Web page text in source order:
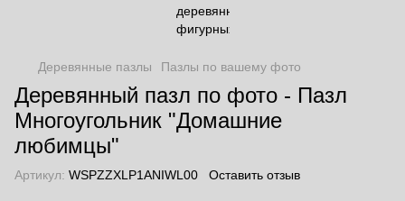
Деревянные пазлы Пазлы по вашему фото
Деревянный пазл по фото - Пазл
Многоугольник "Домашние
любимцы"
Артикул: WSPZZXLP1ANIWL00 Оставить отзыв